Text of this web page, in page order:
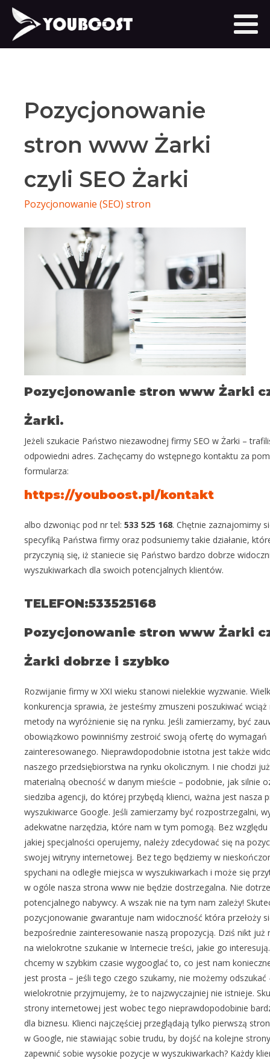
Pozycjonowanie
stron www Żarki
czyli SEO Żarki
Pozycjonowanie (SEO) stron
Pozycjonowanie stron www Żarki
Żarki.
Jeżeli szukacie Państwo niezawodnej firmy SEO w Żarki –
odpowiedni adres. Zachęcamy do wstępnego kontaktu za
formularza:
https://youboost.pl/kontakt
albo dzwoniąc pod nr tel: 533 525 168. Chętnie zaznajomimy
specyfiką Państwa firmy oraz podsuniemy takie działanie,
przyczynią się, iż staniecie się Państwo bardzo dobrze
wyszukiwarkach dla swoich potencjalnych klientów.
TELEFON:533525168
Pozycjonowanie stron www Żarki
Żarki dobrze i szybko
Rozwijanie firmy w XXI wieku stanowi nielekkie wyzwanie.
konkurencja sprawia, że jesteśmy zmuszeni poszukiwać wciąż
metody na wyróżnienie się na rynku. Jeśli zamierzamy, być
obowiązkowo powinniśmy zestroić swoją ofertę do wymagań
zainteresowanego. Nieprawdopodobnie istotna jest także
naszego przedsiębiorstwa na rynku okolicznym. I nie chodzi
materialną obecność w danym mieście – podobnie, jak silnie
siedziba agencji, do której przybędą klienci, ważna jest nasza
wyszukiwarce Google. Jeśli zamierzamy być rozpostrzegalni,
adekwatne narzędzia, które nam w tym pomogą. Bez
jakiej specjalności operujemy, należy zdecydować się na
swojej witryny internetowej. Bez tego będziemy w
spychani na odległe miejsca w wyszukiwarkach i może się
w ogóle nasza strona www nie będzie dostrzegalna. Nie
potencjalnego nabywcy. A wszak nie na tym nam zależy!
pozycjonowanie gwarantuje nam widoczność która przełoży
bezpośrednie zainteresowanie naszą propozycją. Dziś nikt już
na wielokrotne szukanie w Internecie treści, jakie go
chcemy w szybkim czasie wygooglać to, co jest nam
jest prosta – jeśli tego czego szukamy, nie możemy odszukać
wielokrotnie przyjmujemy, że to najzwyczajniej nie istnieje.
strony internetowej jest wobec tego nieprawdopodobinie
dla biznesu. Klienci najczęściej przeglądają tylko pierwszą
w Google, nie stawiając sobie trudu, by dojść na kolejne
zapewnić sobie wysokie pozycje w wyszukiwarkach? Każdy